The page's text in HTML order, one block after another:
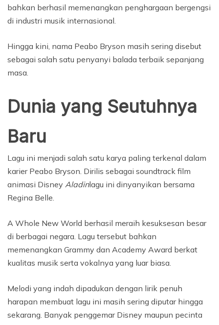
bahkan berhasil memenangkan penghargaan bergengsi
di industri musik internasional.
Hingga kini, nama Peabo Bryson masih sering disebut
sebagai salah satu penyanyi balada terbaik sepanjang
masa.
Dunia yang Seutuhnya
Baru
Lagu ini menjadi salah satu karya paling terkenal dalam
karier Peabo Bryson. Dirilis sebagai soundtrack film
animasi Disney Aladinlagu ini dinyanyikan bersama
Regina Belle.
A Whole New World berhasil meraih kesuksesan besar
di berbagai negara. Lagu tersebut bahkan
memenangkan Grammy dan Academy Award berkat
kualitas musik serta vokalnya yang luar biasa.
Melodi yang indah dipadukan dengan lirik penuh
harapan membuat lagu ini masih sering diputar hingga
sekarang. Banyak penggemar Disney maupun pecinta